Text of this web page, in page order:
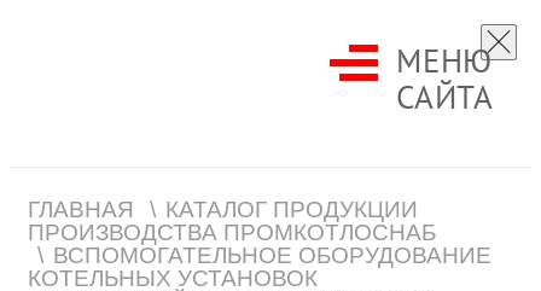
МЕНЮ
САЙТА
ГЛАВНАЯ
КАТАЛОГ ПРОДУКЦИИ
ПРОИЗВОДСТВА ПРОМКОТЛОСНАБ
ВСПОМОГАТЕЛЬНОЕ ОБОРУДОВАНИЕ
КОТЕЛЬНЫХ УСТАНОВОК